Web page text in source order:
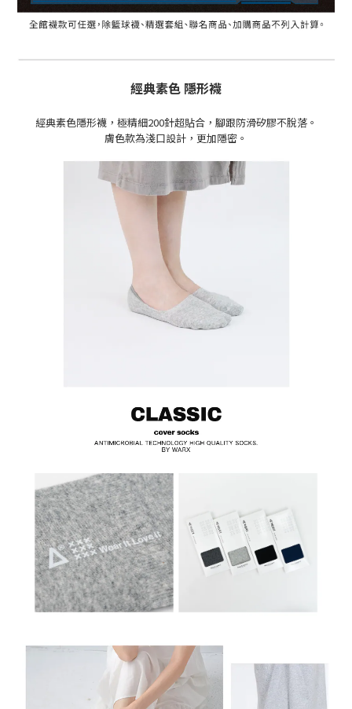
經典素色 隱形襪
經典素色隱形襪，極精細200針超貼合，腳跟防滑矽膠不脫落。
膚色款為淺口設計，更加隱密。